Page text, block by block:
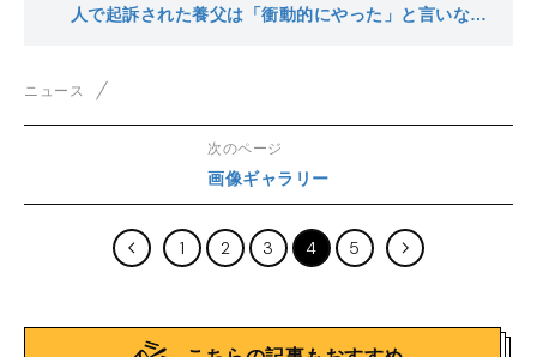
人で起訴された養父は「衝動的にやった」と言いなが
ニュース
次のページ
画像ギャラリー
1 2 3 4 5